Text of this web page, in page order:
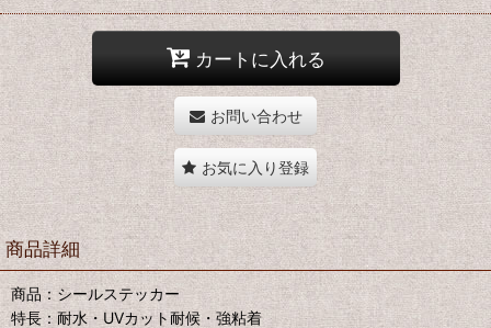
カートに入れる
お問い合わせ
お気に入り登録
商品詳細
商品：シールステッカー
特長：耐水・UVカット耐候・強粘着